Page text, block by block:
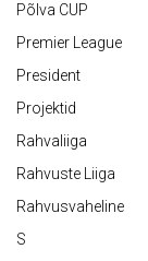
Põlva CUP
Premier League
President
Projektid
Rahvaliiga
Rahvuste Liiga
Rahvusvaheline
S